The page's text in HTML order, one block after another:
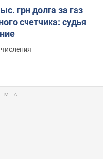
грн долга за газ
счетчика: судья